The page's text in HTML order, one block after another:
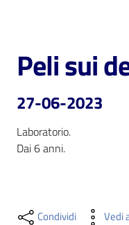
Cosa
puoi
fare
Scopri
Salta al contenuto
Peli sui
27-06-2023
Laboratorio.
Dai 6 anni.
Condividi Vedi